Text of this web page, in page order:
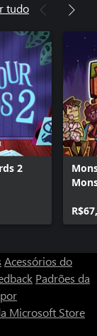
tudo
2
Acessórios do
Padrões da
Microsoft Store